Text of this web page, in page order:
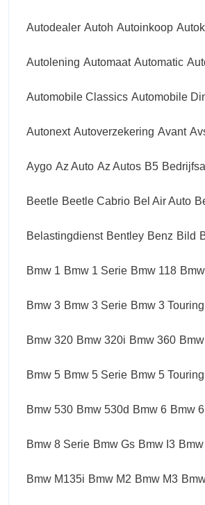
Autodealer Autoh Autoinkoop
Autolening Automaat Automatic
Automobile Classics Automobile
Autonext Autoverzekering Avant
Aygo Az Auto Az Autos B5
Beetle Beetle Cabrio Bel Air Auto
Belastingdienst Bentley Benz Bild
Bmw 1 Bmw 1 Serie Bmw 118
Bmw 3 Bmw 3 Serie Bmw 3 Touring
Bmw 320 Bmw 320i Bmw 360
Bmw 5 Bmw 5 Serie Bmw 5 Touring
Bmw 530 Bmw 530d Bmw 6 Bmw
Bmw 8 Serie Bmw Gs Bmw I3
Bmw M135i Bmw M2 Bmw M3